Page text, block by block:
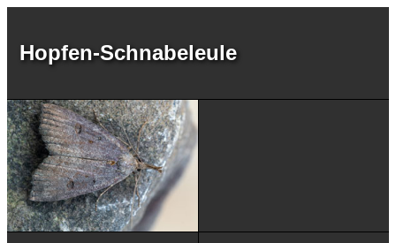
Hopfen-Schnabeleule